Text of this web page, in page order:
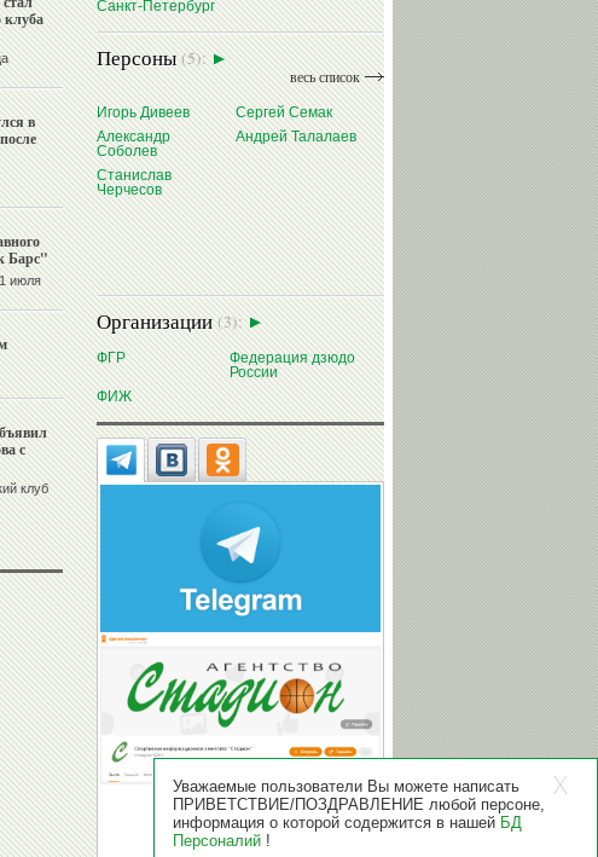
клуба
в
Барс"
июля
с
клуб
Санкт-Петербург
Персоны(5):
весь список
Игорь Дивеев
Сергей Семак
Александр
Соболев
Андрей Талалаев
Станислав
Черчесов
Организации(3):
ФГР
Федерация дзюдо
России
ФИЖ
Уважаемые пользователи Вы можете написать
ПРИВЕТСТВИЕ/ПОЗДРАВЛЕНИЕ любой персоне,
информация о которой содержится в нашей БД
Персоналий !